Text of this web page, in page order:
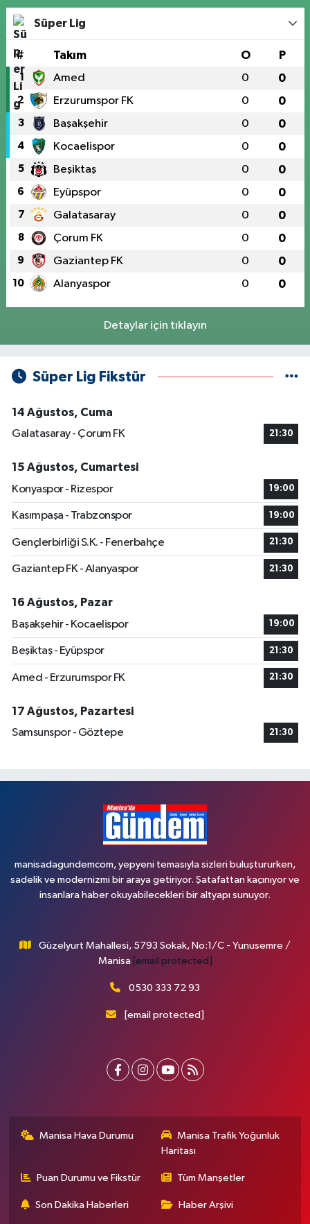
Süper Lig
# Takım O P
1 Amed 0 0
2 Erzurumspor FK 0 0
3 Başakşehir 0 0
4 Kocaelispor 0 0
5 Beşiktaş 0 0
6 Eyüpspor 0 0
7 Galatasaray 0 0
8 Çorum FK 0 0
9 Gaziantep FK 0 0
10 Alanyaspor 0 0
Detaylar için tıklayın
Süper Lig Fikstür
14 Ağustos, Cuma
Galatasaray - Çorum FK
21:30
15 Ağustos, Cumartesi
Konyaspor - Rizespor
19:00
Kasımpaşa - Trabzonspor 19:00
Gençlerbirliği S.K. - Fenerbahçe 21:30
Gaziantep FK - Alanyaspor 21:30
16 Ağustos, Pazar
Başakşehir - Kocaelispor
19:00
Beşiktaş - Eyüpspor 21:30
Amed - Erzurumspor FK 21:30
17 Ağustos, Pazartesi
Samsunspor - Göztepe
21:30
manisadagundemcom, yepyeni temasıyla sizleri buluştururken,
sadelik ve modernizmi bir araya getiriyor. Şatafattan kaçınıyor ve
insanlara haber okuyabilecekleri bir altyapı sunuyor.
Güzelyurt Mahallesi, 5793 Sokak, No:1/C - Yunusemre /
Manisa [email protected]
0530 333 72 93
[email protected]
Manisa Hava Durumu
Manisa Trafik Yoğunluk
Haritası
Puan Durumu ve Fikstür Tüm Manşetler
Son Dakika Haberleri Haber Arşivi